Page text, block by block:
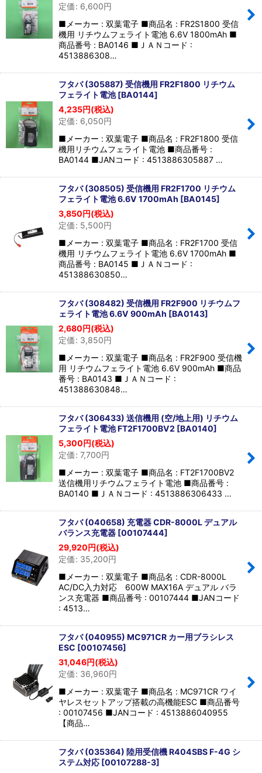
定価: 6,600円
■メーカー : 双葉電子 ■商品名 : FR2S1800 受信
機用 リチウムフェライト電池 6.6V 1800mAh ■
商品番号 : BA0146 ■ＪＡＮコード :
4513886308…
フタバ (305887) 受信機用 FR2F1800 リチウム
フェライト電池[BA0144]
4,235円(税込)
定価: 6,050円
■メーカー : 双葉電子 ■商品名 : FR2F1800 受信
機用リチウムフェライト電池 ■商品番号 :
BA0144 ■JANコード : 4513886305887 …
フタバ (308505) 受信機用 FR2F1700 リチウム
フェライト電池 6.6V 1700mAh [BA0145]
3,850円(税込)
定価: 5,500円
■メーカー : 双葉電子 ■商品名 : FR2F1700 受信
機用 リチウムフェライト電池 6.6V 1700mAh ■
商品番号 : BA0145 ■ＪＡＮコード :
451388630850…
フタバ (308482) 受信機用 FR2F900 リチウムフ
ェライト電池 6.6V 900mAh [BA0143]
2,680円(税込)
定価: 3,850円
■メーカー : 双葉電子 ■商品名 : FR2F900 受信機
用 リチウムフェライト電池 6.6V 900mAh ■商品
番号 : BA0143 ■ＪＡＮコード :
451388630848…
フタバ (306433) 送信機用 (空/地上用) リチウム
フェライト電池 FT2F1700BV2 [BA0140]
5,300円(税込)
定価: 7,700円
■メーカー : 双葉電子 ■商品名 : FT2F1700BV2
送信機用リチウムフェライト電池 ■商品番号 :
BA0140 ■ＪＡＮコード : 4513886306433 …
フタバ (040658) 充電器 CDR-8000L デュアル
バランス充電器 [00107444]
29,920円(税込)
定価: 35,200円
■メーカー : 双葉電子 ■商品名 : CDR-8000L
AC/DC入力対応 600W MAX16A デュアル バラ
ンス充電器 ■商品番号 : 00107444 ■JANコード
: 4513…
フタバ (040955) MC971CR カー用ブラシレス
ESC [00107456]
31,046円(税込)
定価: 36,960円
■メーカー : 双葉電子 ■商品名 : MC971CR ワイ
ヤレスセットアップ搭載の高機能ESC ■商品番号
: 00107456 ■JANコード : 4513886040955
【商品…
フタバ (035364) 陸用受信機 R404SBS F-4G シ
ステム対応 [00107288-3]